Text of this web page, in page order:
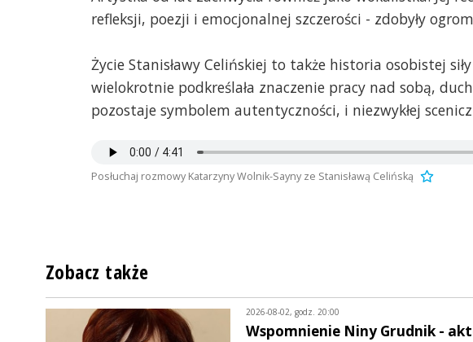
refleksji, poezji i emocjonalnej szczerości - zdobyły
Życie Stanisławy Celińskiej to także historia osobistej
wielokrotnie podkreślała znaczenie pracy nad sobą,
pozostaje symbolem autentyczności, i niezwykłej
Posłuchaj rozmowy Katarzyny Wolnik-Sayny ze Stanisławą Celińską
Zobacz także
2026-08-02, godz. 20:00
Wspomnienie Niny Grudnik -